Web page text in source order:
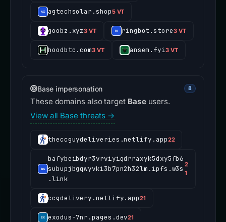
agtechsolar.shop5 VT
goobz.xyz3 VT ringbot.store3 VT
hoodbtc.com3 VT ansem.fyi3 VT
Base impersonation 8
These domains also target Baseusers.
View all Base threats →
theccguydeliveries.netlify.app22
bafybeibdyr3vrviyiqdrraxyk5dxy5fb6
subupjbgqwyvki3b7pn2h32lm.ipfs.w3s
.link
2
1
ccgdelivery.netlify.app21
exodus-7nr.pages.dev21